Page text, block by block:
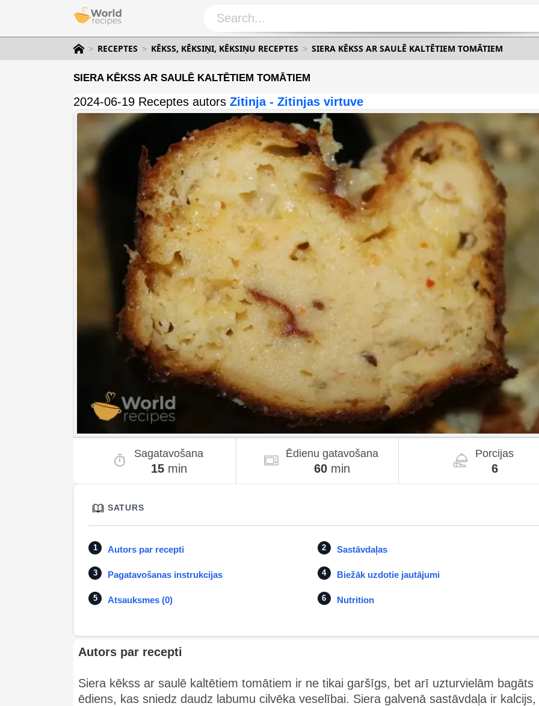
RECEPTES KĒKSS, KĒKSIŅI, KĒKSIŅU RECEPTES SIERA KĒKSS AR SAULĒ KALTĒTIEM TOMĀTIEM
SIERA KĒKSS AR SAULĒ KALTĒTIEM TOMĀTIEM
2024-06-19 Receptes autors Zitinja - Zitinjas virtuve
Sagatavošana
15min
Ēdienu gatavošana
60min
Porcijas
6
SATURS
Autors par recepti Sastāvdaļas
Pagatavošanas instrukcijas Biežāk uzdotie jautājumi
Atsauksmes (0) Nutrition
Autors par recepti
Siera kēkss ar saulē kaltētiem tomātiem ir ne tikai garšīgs, bet arī uzturvielām bagāts
ēdiens, kas sniedz daudz labumu cilvēka veselībai. Siera galvenā sastāvdaļa ir kalcijs,